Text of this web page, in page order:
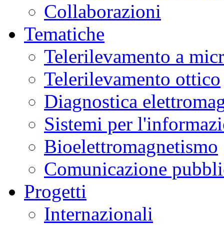
Collaborazioni
Tematiche
Telerilevamento a
Telerilevamento ottico
Diagnostica
Sistemi per
Bioelettromagnetismo
Comunicazione
Progetti
Internazionali